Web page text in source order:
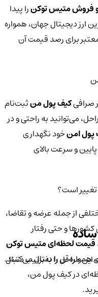
فروش متیس توکنرا پیدا
ارز دیجیتال جهان، همواره
برای رصد قیمت آن
کیف پول منثبت‌نام
می‌توانید به راحتی و در
امنخود نگهداری
و سرعت بالای
است؟
از جمله عرضه و تقاضا،
و حتی رفتار
لحظه‌ای متیس توکن
آن را دنبال می‌کنند.
در کیف پول من،
مراحل را به‌ترتیب دنبال